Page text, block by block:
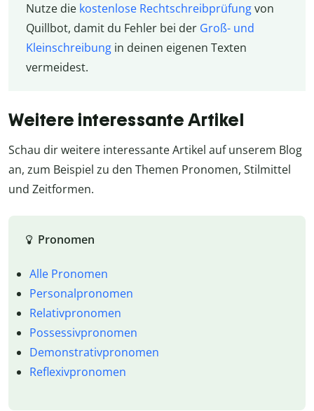
Nutze die kostenlose Rechtschreibprüfungvon
Quillbot, damit du Fehler bei der Groß- und
Kleinschreibungin deinen eigenen Texten
vermeidest.
Weitere interessante Artikel
Schau dir weitere interessante Artikel auf unserem Blog
an, zum Beispiel zu den Themen Pronomen, Stilmittel
und Zeitformen.
Pronomen
Alle Pronomen
Personalpronomen
Relativpronomen
Possessivpronomen
Demonstrativpronomen
Reflexivpronomen